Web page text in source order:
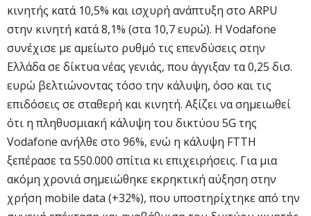
κινητής κατά 10,5% και ισχυρή ανάπτυξη στο ARPU
στην κινητή κατά 8,1% (στα 10,7 ευρώ). Η Vodafone
συνέχισε με αμείωτο ρυθμό τις επενδύσεις στην
Ελλάδα σε δίκτυα νέας γενιάς, που άγγιξαν τα 0,25 δισ.
ευρώ βελτιώνοντας τόσο την κάλυψη, όσο και τις
επιδόσεις σε σταθερή και κινητή. Αξίζει να σημειωθεί
ότι η πληθυσμιακή κάλυψη του δικτύου 5G της
Vodafone ανήλθε στο 96%, ενώ η κάλυψη FTTH
ξεπέρασε τα 550.000 σπίτια κι επιχειρήσεις. Για μια
ακόμη χρονιά σημειώθηκε εκρηκτική αύξηση στην
χρήση mobile data (+32%), που υποστηρίχτηκε από την